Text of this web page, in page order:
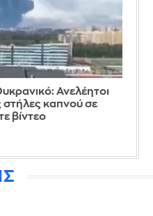
Ανελέητοι
στήλες καπνού σε
βίντεο